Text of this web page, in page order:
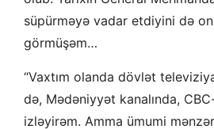
süpürməyə vadar etdiyini də
görmüşəm…
“Vaxtım olanda dövlət
də, Mədəniyyət kanalında,
izləyirəm. Amma ümumi